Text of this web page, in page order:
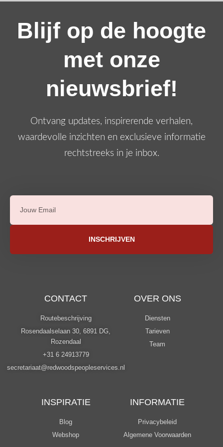
Blijf op de hoogte
met onze
nieuwsbrief!
Ontvang updates, inspirerende verhalen,
waardevolle inzichten en exclusieve informatie
rechtstreeks in je inbox.
INSCHRIJVEN
CONTACT
Routebeschrijving
Rosendaalselaan 30, 6891 DG,
Rozendaal
+31 6 24913779
secretariaat@redwoodspeopleservices.nl
OVER ONS
Diensten
Tarieven
Team
INSPIRATIE
Blog
Webshop
INFORMATIE
Privacybeleid
Algemene Voorwaarden